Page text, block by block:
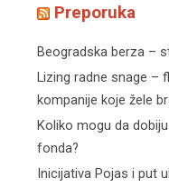
Preporuka
Beogradska berza –
Lizing radne snage –
kompanije koje žele
Koliko mogu da
fonda?
Inicijativa Pojas i put